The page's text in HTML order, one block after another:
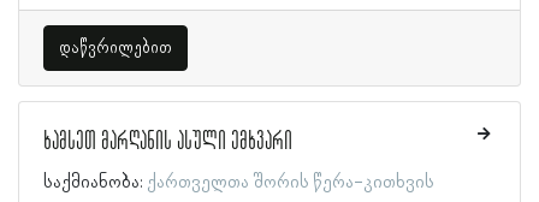
დაწვრილებით
ხამსეთ მარღანის ასული ემხვარი
საქმიანობა: ქართველთა შორის წერა-კითხვის